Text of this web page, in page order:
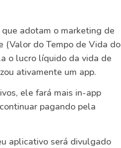
que adotam o marketing de
(Valor do Tempo de Vida do
o lucro líquido da vida de
ativamente um app.
ele fará mais in-app
pagando pela
aplicativo será divulgado